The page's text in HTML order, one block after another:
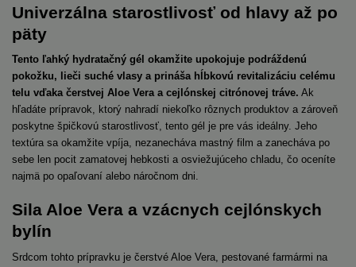
Univerzálna starostlivosť od hlavy až po
päty
Tento ľahký hydratačný gél okamžite upokojuje podráždenú
pokožku, lieči suché vlasy a prináša hĺbkovú revitalizáciu celému
telu vďaka čerstvej Aloe Vera a cejlónskej citrónovej tráve. Ak
hľadáte prípravok, ktorý nahradí niekoľko rôznych produktov a zároveň
poskytne špičkovú starostlivosť, tento gél je pre vás ideálny. Jeho
textúra sa okamžite vpíja, nezanecháva mastný film a zanecháva po
sebe len pocit zamatovej hebkosti a osviežujúceho chladu, čo oceníte
najmä po opaľovaní alebo náročnom dni.
Sila Aloe Vera a vzácnych cejlónskych
bylín
Srdcom tohto prípravku je čerstvé Aloe Vera, pestované farmármi na